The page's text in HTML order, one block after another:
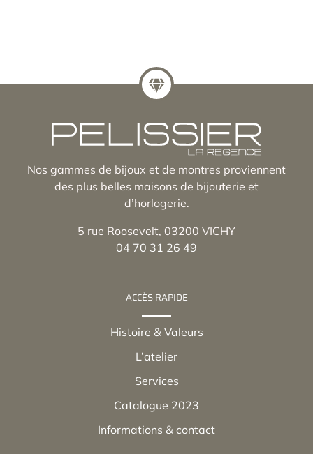
Nos gammes de bijoux et de montres proviennent
des plus belles maisons de bijouterie et
d’horlogerie.
5 rue Roosevelt, 03200 VICHY
04 70 31 26 49
ACCÈS RAPIDE
Histoire & Valeurs
L’atelier
Services
Catalogue 2023
Informations & contact